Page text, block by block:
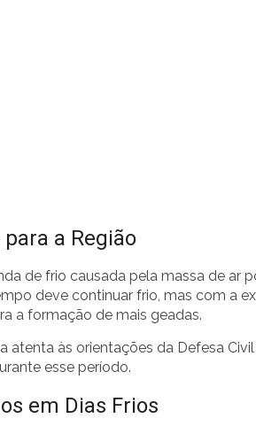
a Região
de frio causada pela massa de ar
deve continuar frio, mas com a
a formação de mais geadas.
atenta às orientações da Defesa
esse período.
em Dias Frios